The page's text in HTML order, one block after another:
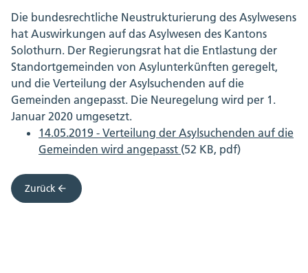
Die bundesrechtliche Neustrukturierung des Asylwesens
hat Auswirkungen auf das Asylwesen des Kantons
Solothurn. Der Regierungsrat hat die Entlastung der
Standortgemeinden von Asylunterkünften geregelt,
und die Verteilung der Asylsuchenden auf die
Gemeinden angepasst. Die Neuregelung wird per 1.
Januar 2020 umgesetzt.
14.05.2019 - Verteilung der Asylsuchenden auf die
Gemeinden wird angepasst (52 KB, pdf)
Zurück